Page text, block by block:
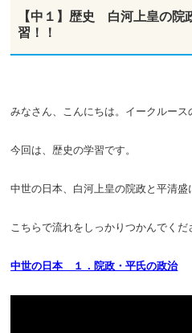
【中１】歴史 白河上皇の院
習！！
みなさん、こんにちは。イークルース
今回は、歴史の学習です。
中世の日本、白河上皇の院政と平清盛
こちらで流れをしっかりつかんでくだ
中世の日本 １．院政・平氏の政治